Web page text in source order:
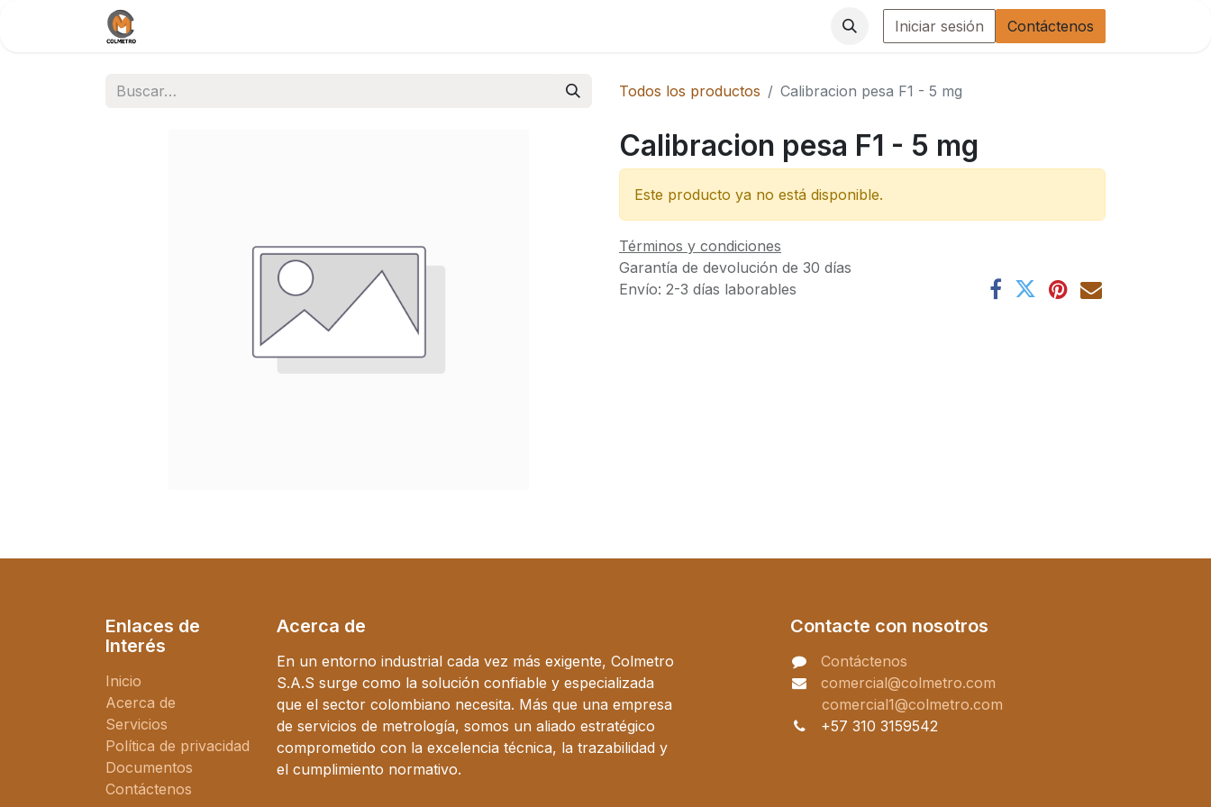
Iniciar sesión Contáctenos
Todos los productos Calibracion pesa F1 - 5 mg
Calibracion pesa F1 - 5 mg
Este producto ya no está disponible.
Términos y condiciones
Garantía de devolución de 30 días
Envío: 2-3 días laborables
Enlaces de
Interés
Inicio
Acerca de
Servicios
Política de privacidad
Documentos
Contáctenos
Acerca de
En un entorno industrial cada vez más exigente, Colmetro
S.A.S surge como la solución confiable y especializada
que el sector colombiano necesita. Más que una empresa
de servicios de metrología, somos un aliado estratégico
comprometido con la excelencia técnica, la trazabilidad y
el cumplimiento normativo.
Contacte con nosotros
Contáctenos
comercial@colmetro.com
comercial1@colmetro.com
+57 310 3159542